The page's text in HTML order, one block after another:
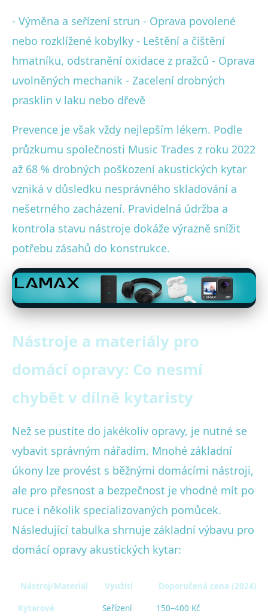
- Výměna a seřízení strun - Oprava povolené
nebo rozklížené kobylky - Leštění a čištění
hmatníku, odstranění oxidace z pražců - Oprava
uvolněných mechanik - Zacelení drobných
prasklin v laku nebo dřevě
Prevence je však vždy nejlepším lékem. Podle
průzkumu společnosti Music Trades z roku 2022
až 68 % drobných poškození akustických kytar
vzniká v důsledku nesprávného skladování a
nešetrného zacházení. Pravidelná údržba a
kontrola stavu nástroje dokáže výrazně snížit
potřebu zásahů do konstrukce.
Nástroje a materiály pro
domácí opravy: Co nesmí
chybět v dílně kytaristy
Než se pustíte do jakékoliv opravy, je nutné se
vybavit správným nářadím. Mnohé základní
úkony lze provést s běžnými domácími nástroji,
ale pro přesnost a bezpečnost je vhodné mít po
ruce i několik specializovaných pomůcek.
Následující tabulka shrnuje základní výbavu pro
domácí opravy akustických kytar:
Nástroj/Materiál Využití Doporučená cena (2024)
Kytarové
Seřízení
150–400 Kč